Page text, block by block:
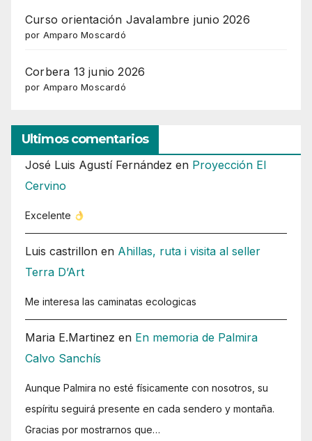
Curso orientación Javalambre junio 2026
por Amparo Moscardó
Corbera 13 junio 2026
por Amparo Moscardó
Ultimos comentarios
José Luis Agustí Fernández en Proyección El
Cervino
Excelente
Luis castrillon en Ahillas, ruta i visita al seller
Terra D’Art
Me interesa las caminatas ecologicas
Maria E.Martinez en En memoria de Palmira
Calvo Sanchís
Aunque Palmira no esté físicamente con nosotros, su
espíritu seguirá presente en cada sendero y montaña.
Gracias por mostrarnos que…